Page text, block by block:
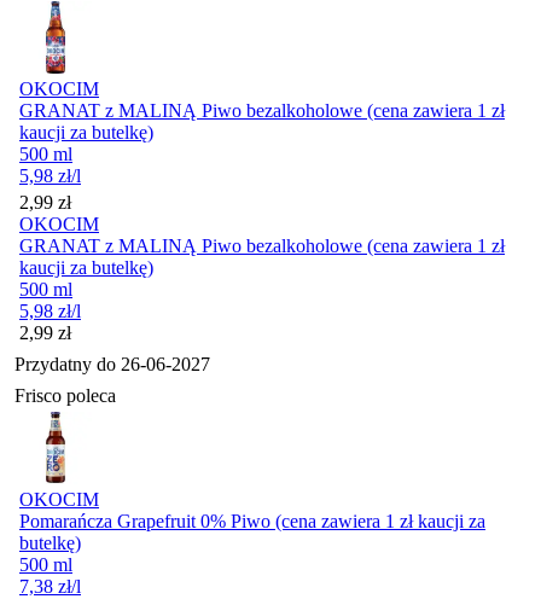
OKOCIM
GRANAT z MALINĄ Piwo bezalkoholowe (cena zawiera 1 zł
kaucji za butelkę)
500 ml
5,98 zł/l
Cena
2,99 zł
OKOCIM
GRANAT z MALINĄ Piwo bezalkoholowe (cena zawiera 1 zł
kaucji za butelkę)
500 ml
5,98 zł/l
Cena
2,99 zł
Przydatny do 26-06-2027
Frisco poleca
OKOCIM
Pomarańcza Grapefruit 0% Piwo (cena zawiera 1 zł kaucji za
butelkę)
500 ml
7,38 zł/l